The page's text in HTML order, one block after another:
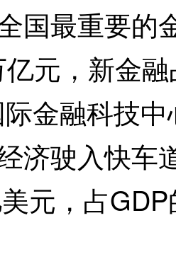
国最重要的
元，新金
金融科技
济驶入快车
元，占